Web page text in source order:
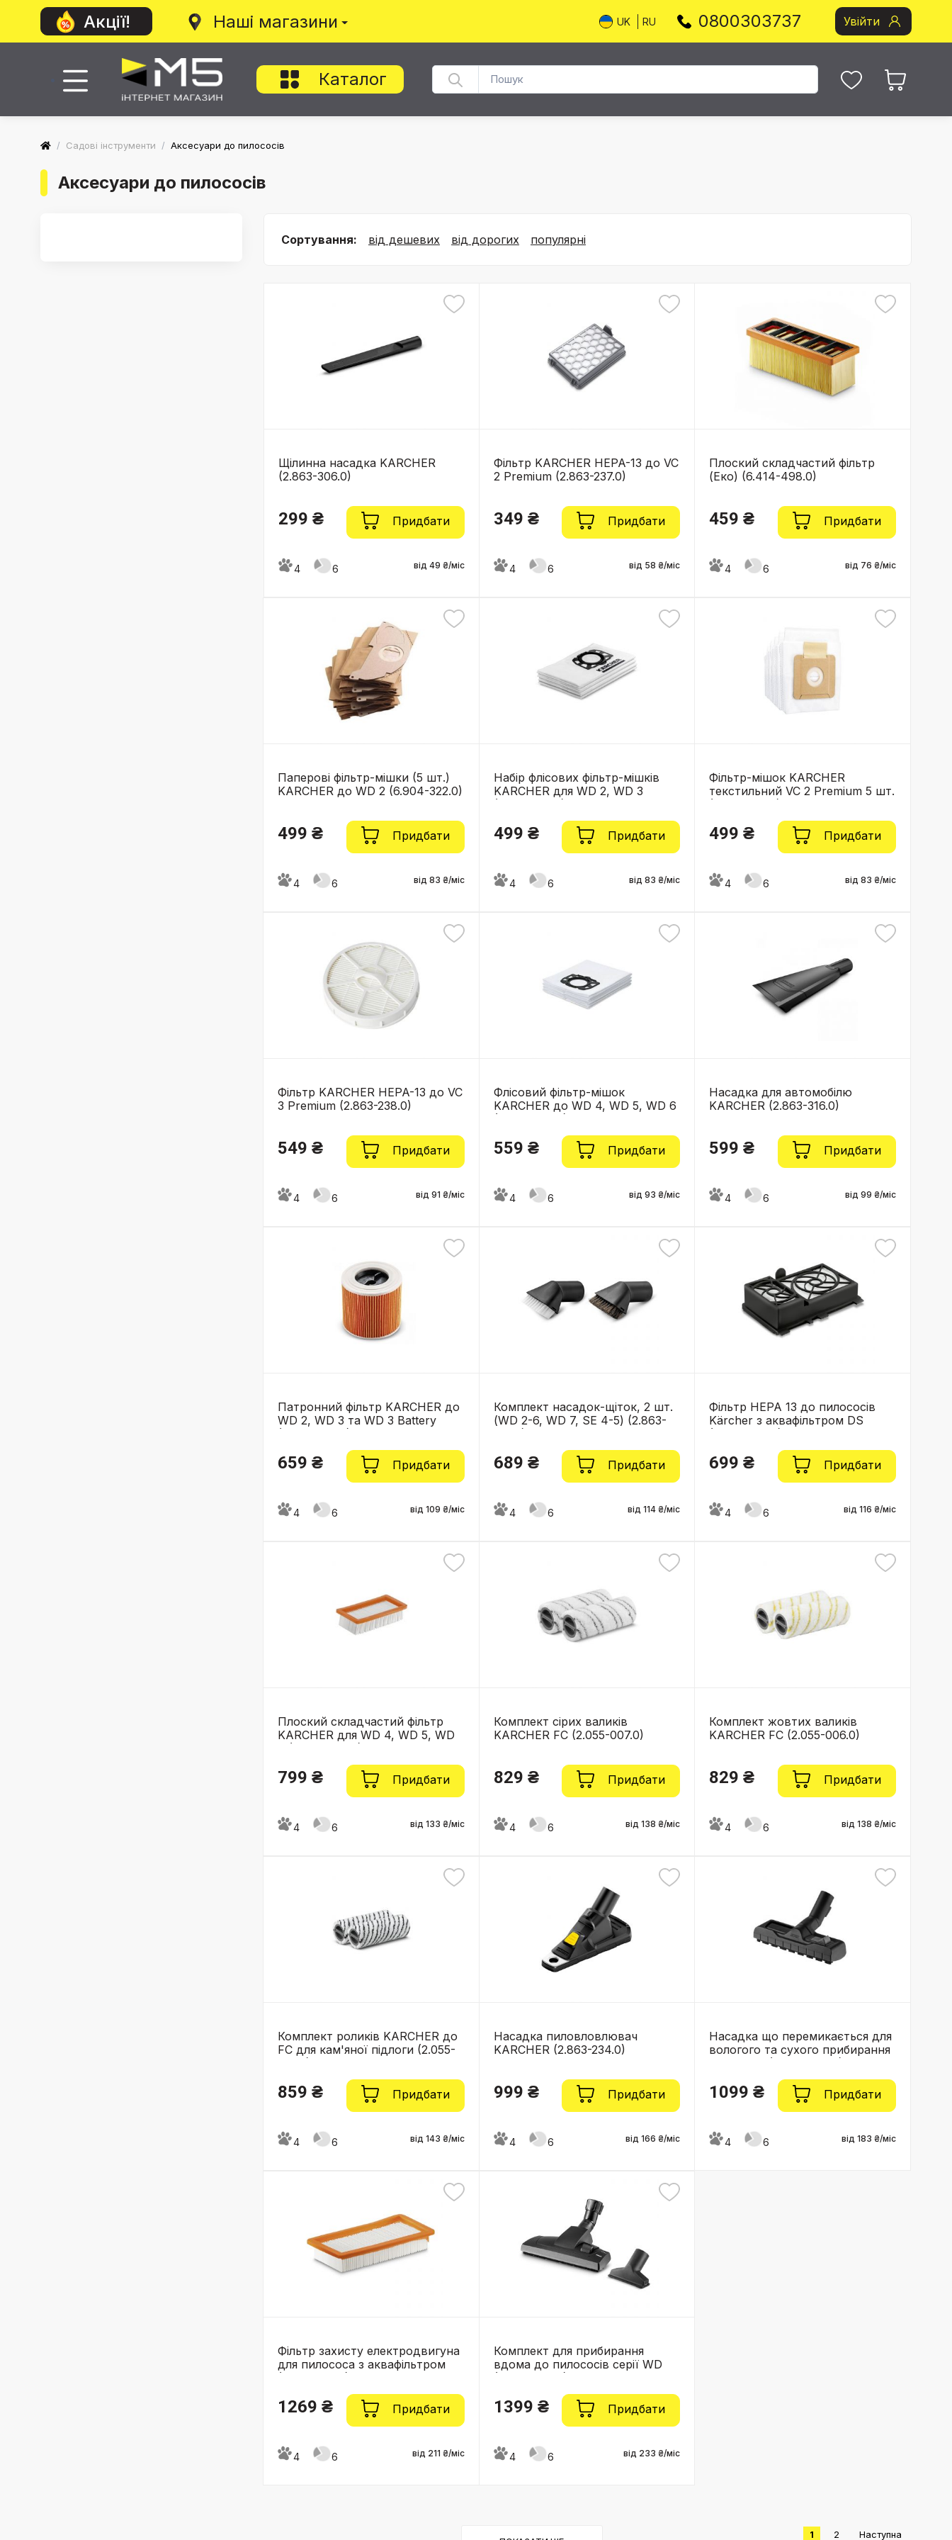
Акції! Наші магазини UK RU 0800303737 Увійти
Каталог
/ Садові інструменти / Аксесуари до пилососів
Аксесуари до пилососів
Сортування: від дешевих від дорогих популярні
Щілинна насадка KARCHER
(2.863-306.0)
299 ₴ Придбати
4 6 від 49 ₴/міс
Фільтр KARCHER HEPA-13 до VC
2 Premium (2.863-237.0)
349 ₴ Придбати
4 6 від 58 ₴/міс
Плоский складчастий фільтр
(Еко) (6.414-498.0)
459 ₴ Придбати
4 6 від 76 ₴/міс
Паперові фільтр-мішки (5 шт.)
KARCHER до WD 2 (6.904-322.0)
499 ₴ Придбати
4 6 від 83 ₴/міс
Набір флісових фільтр-мішків
KARCHER для WD 2, WD 3
(2.863-314.0)
499 ₴ Придбати
4 6 від 83 ₴/міс
Фільтр-мішок KARCHER
текстильний VC 2 Premium 5 шт.
(2.863-236.0)
499 ₴ Придбати
4 6 від 83 ₴/міс
Фільтр KARCHER HEPA-13 до VC
3 Premium (2.863-238.0)
549 ₴ Придбати
4 6 від 91 ₴/міс
Флісовий фільтр-мішок
KARCHER до WD 4, WD 5, WD 6
(2.863-006.0)
559 ₴ Придбати
4 6 від 93 ₴/міс
Насадка для автомобілю
KARCHER (2.863-316.0)
599 ₴ Придбати
4 6 від 99 ₴/міс
Патронний фільтр KARCHER до
WD 2, WD 3 та WD 3 Battery
(2.863-303.0)
659 ₴ Придбати
4 6 від 109 ₴/міс
Комплект насадок-щіток, 2 шт.
(WD 2-6, WD 7, SE 4-5) (2.863-
221.0)
689 ₴ Придбати
4 6 від 114 ₴/міс
Фільтр HEPA 13 до пилососів
Kärcher з аквафільтром DS
(2.860-273.0)
699 ₴ Придбати
4 6 від 116 ₴/міс
Плоский складчастий фільтр
KARCHER для WD 4, WD 5, WD
6 (2.863-005.0)
799 ₴ Придбати
4 6 від 133 ₴/міс
Комплект сірих валиків
KARCHER FC (2.055-007.0)
829 ₴ Придбати
4 6 від 138 ₴/міс
Комплект жовтих валиків
KARCHER FC (2.055-006.0)
829 ₴ Придбати
4 6 від 138 ₴/міс
Комплект роликів KARCHER до
FC для кам'яної підлоги (2.055-
021.0)
859 ₴ Придбати
4 6 від 143 ₴/міс
Насадка пиловловлювач
KARCHER (2.863-234.0)
999 ₴ Придбати
4 6 від 166 ₴/міс
Насадка що перемикається для
вологого та сухого прибирання
KARCHER (2.863-000.0)
1099 ₴ Придбати
4 6 від 183 ₴/міс
Фільтр захисту електродвигуна
для пилососа з аквафільтром
(6.414-631.0)
1269 ₴ Придбати
4 6 від 211 ₴/міс
Комплект для прибирання
вдома до пилососів серії WD
(2.863-002.0)
1399 ₴ Придбати
4 6 від 233 ₴/міс
1 2 Наступна